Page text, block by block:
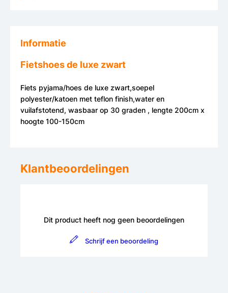
Informatie
Fietshoes de luxe zwart
Fiets pyjama/hoes de luxe zwart,soepel
polyester/katoen met teflon finish,water en
vuilafstotend, wasbaar op 30 graden , lengte 200cm x
hoogte 100-150cm
Klantbeoordelingen
Dit product heeft nog geen beoordelingen
Schrijf een beoordeling